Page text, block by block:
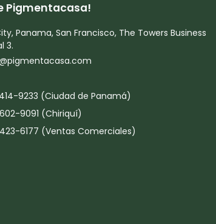
Pigmentacasa!
Panama, San Francisco, The Towers Business
3.
9233 (Ciudad de Panamá)
9091 (Chiriquí)
6177 (Ventas Comerciales)